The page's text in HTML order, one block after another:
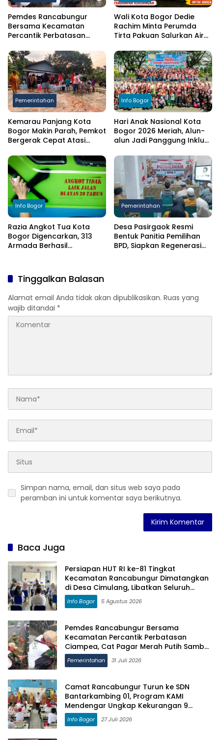
Pemdes Rancabungur
Bersama Kecamatan
Percantik Perbatasan
Putih Sambut HUT RI ke-81
Wali Kota Bogor Dedie
Rachim Minta Perumda
Tirta Pakuan Salurkan Air
Terdampak Kekeringan
Pemerintahan
Kemarau Panjang Kota
Bogor Makin Parah, Pemkot
Bergerak Cepat Atasi
Info Bogor
Hari Anak Nasional Kota
Bogor 2026 Meriah, Alun-
alun Jadi Panggung Inklusi
Info Bogor
Razia Angkot Tua Kota
Bogor Digencarkan, 313
Armada Berhasil
Pemerintahan
Desa Pasirgaok Resmi
Bentuk Panitia Pemilihan
BPD, Siapkan Regenerasi
Tinggalkan Balasan
Alamat email Anda tidak akan dipublikasikan. Ruas yang
wajib ditandai *
Simpan nama, email, dan situs web saya pada
peramban ini untuk komentar saya berikutnya.
Baca Juga
Persiapan HUT RI ke-81 Tingkat
Kecamatan Rancabungur Dimatangkan
di Desa Cimulang, Libatkan Seluruh
Elemen Masyarakat
Info Bogor 5 Agustus 2026
Pemdes Rancabungur Bersama
Kecamatan Percantik Perbatasan
Ciampea, Cat Pagar Merah Putih Sambut
HUT RI ke-81
Pemerintahan 31 Juli 2026
Camat Rancabungur Turun ke SDN
Bantarkambing 01, Program KAMI
Mendengar Ungkap Kekurangan 9
Ruang Kelas dan 8 Guru
Info Bogor 27 Juli 2026